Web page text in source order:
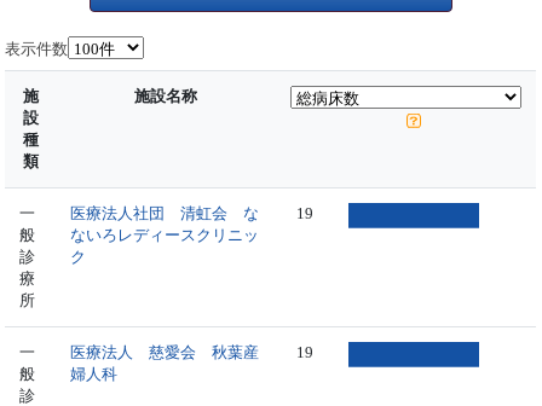
表示件数
施
設
種
類
施設名称
一
般
診
療
所
医療法人社団 清虹会 な
ないろレディースクリニッ
ク
19
一
般
診
医療法人 慈愛会 秋葉産
婦人科
19